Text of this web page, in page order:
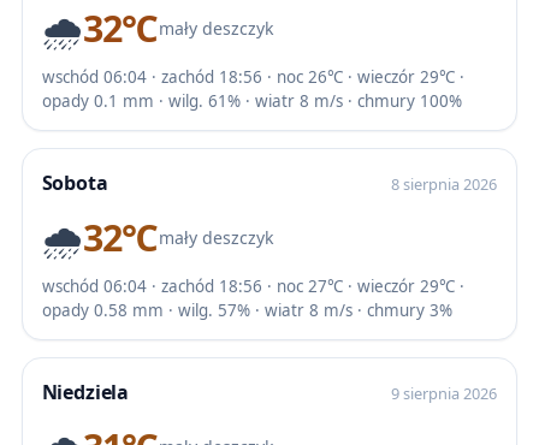
🌧️32℃mały deszczyk
wschód 06:04 · zachód 18:56 · noc 26℃ · wieczór 29℃ ·
opady 0.1 mm · wilg. 61% · wiatr 8 m/s · chmury 100%
Sobota 8 sierpnia 2026
🌧️32℃mały deszczyk
wschód 06:04 · zachód 18:56 · noc 27℃ · wieczór 29℃ ·
opady 0.58 mm · wilg. 57% · wiatr 8 m/s · chmury 3%
Niedziela 9 sierpnia 2026